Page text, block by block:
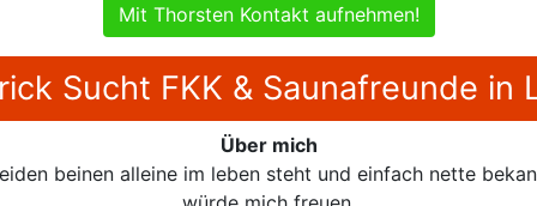
Mit Thorsten Kontakt aufnehmen!
Sucht FKK & Saunafreunde in
Über mich
beinen alleine im leben steht und einfach nette